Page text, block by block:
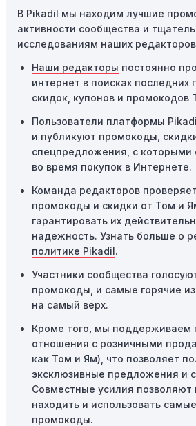
промокоды требуют соблюдения
порога покупки, чтобы получить
сумма в корзине не
код не сработает.
Географические ограничения:
промокодов может быть
местами или регионами. Если вы
пределами указанного региона,
применяться.
предназначены только для
использования. Если код уже был
другим, он не будет действовать
Технические сбои:
привести к неработоспособности
таких случаях следует
службу поддержки.
В Pikadil мы находим лучшие
активности сообщества и
исследованиям наших
Наши редакторы постоянно
интернет в поисках последних
скидок, купонов и промокодов
Пользователи платформы
и публикуют промокоды,
спецпредложения, с которыми
во время покупок в Интернете.
Команда редакторов
промокоды и скидки от Том и
гарантировать их
надежность. Узнать больше о
политике Pikadil.
Участники сообщества
промокоды, и самые горячие
на самый верх.
Кроме того, мы поддерживаем
отношения с розничными
как Том и Ям), что позволяет
эксклюзивные предложения и
Совместные усилия позволяют
находить и использовать
промокоды.